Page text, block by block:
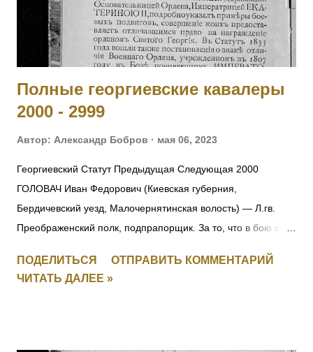
890 от 19.07.1915. [II-3310, IV-95236] 6004 - 6006 Фамилия
не установлена. 6007 ГОЛЕН Семен Викентьевич — 9
отдельная саперная рота, ст. унтер-офицер. За то, чт...
Полные георгиевские кавалеры
2000 - 2999
Автор: Александр Бобров мая 06, 2023
Георгиевский Статут Предыдущая Следующая 2000
ГОЛОВАЧ Иван Федорович (Киевская губерния,
Бердичевский уезд, Малочернятинская волость) — Л.гв.
Преображенский полк, подпрапорщик. За то, что в бою с
командир поручик граф Татищев выбыл из строя
вследствие ранения. Головач, не растерявшись, тотчас же
ПОДЕЛИТЬСЯ
ОТПРАВИТЬ КОММЕНТАРИЙ
ЧИТАТЬ ДАЛЕЕ »